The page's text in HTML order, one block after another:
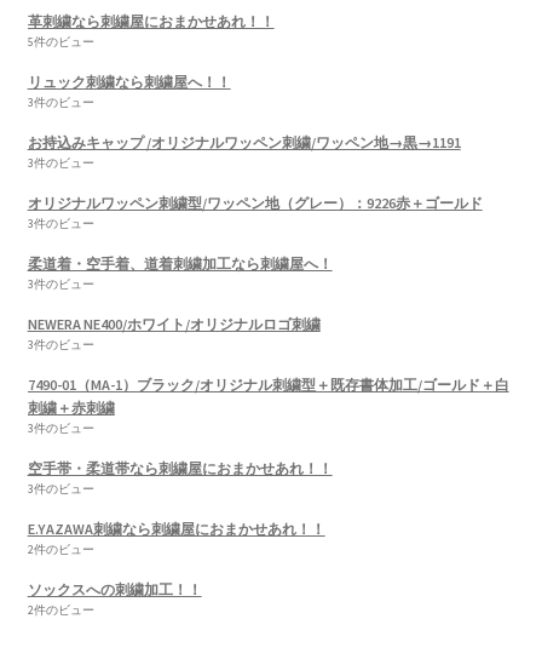
革刺繍なら刺繍屋におまかせあれ！！
5件のビュー
リュック刺繍なら刺繍屋へ！！
3件のビュー
お持込みキャップ /オリジナルワッペン刺繍/ワッペン地→黒→1191
3件のビュー
オリジナルワッペン刺繍型/ワッペン地（グレー）：9226赤＋ゴールド
3件のビュー
柔道着・空手着、道着刺繍加工なら刺繍屋へ！
3件のビュー
NEWERA NE400/ホワイト/オリジナルロゴ刺繍
3件のビュー
7490-01（MA-1）ブラック/オリジナル刺繍型＋既存書体加工/ゴールド＋白
刺繍＋赤刺繍
3件のビュー
空手帯・柔道帯なら刺繍屋におまかせあれ！！
3件のビュー
E.YAZAWA刺繍なら刺繍屋におまかせあれ！！
2件のビュー
ソックスへの刺繍加工！！
2件のビュー